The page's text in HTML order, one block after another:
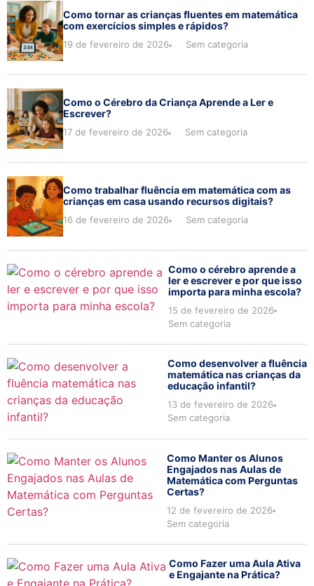
Como tornar as crianças fluentes em matemática
com exercícios simples e rápidos?
19 de fevereiro de 2026 Sem categoria
Como o Cérebro da Criança Aprende a Ler e
Escrever?
17 de fevereiro de 2026 Sem categoria
Como trabalhar fluência em matemática com as
crianças em casa usando recursos digitais?
16 de fevereiro de 2026 Sem categoria
Como o cérebro aprende a
ler e escrever e por que isso
importa para minha escola?
15 de fevereiro de 2026
Sem categoria
Como desenvolver a fluência
matemática nas crianças da
educação infantil?
13 de fevereiro de 2026
Sem categoria
Como Manter os Alunos
Engajados nas Aulas de
Matemática com Perguntas
Certas?
12 de fevereiro de 2026
Sem categoria
Como Fazer uma Aula Ativa
e Engajante na Prática?